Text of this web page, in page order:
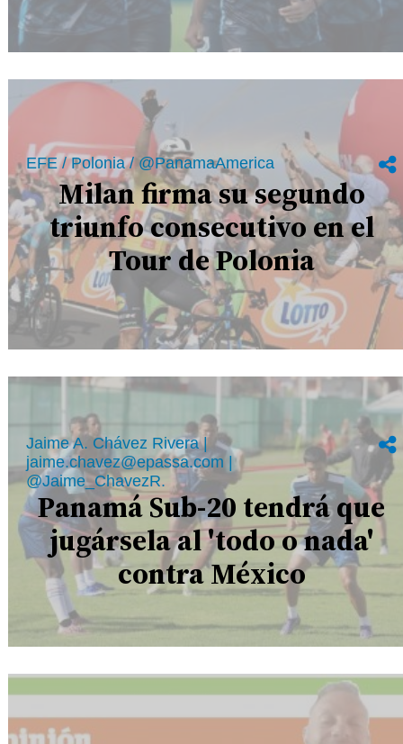
EFE / Polonia / @PanamaAmerica
Milan firma su segundo
triunfo consecutivo en el
Tour de Polonia
Jaime A. Chávez Rivera |
jaime.chavez@epassa.com |
@Jaime_ChavezR.
Panamá Sub-20 tendrá que
jugársela al 'todo o nada'
contra México